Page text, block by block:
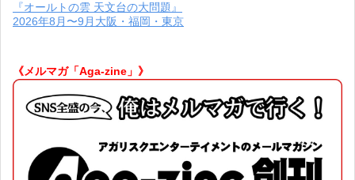
『オールトの雲 天文台の大問題』
2026年8月〜9月大阪・福岡・東京
《メルマガ「Aga-zine」》